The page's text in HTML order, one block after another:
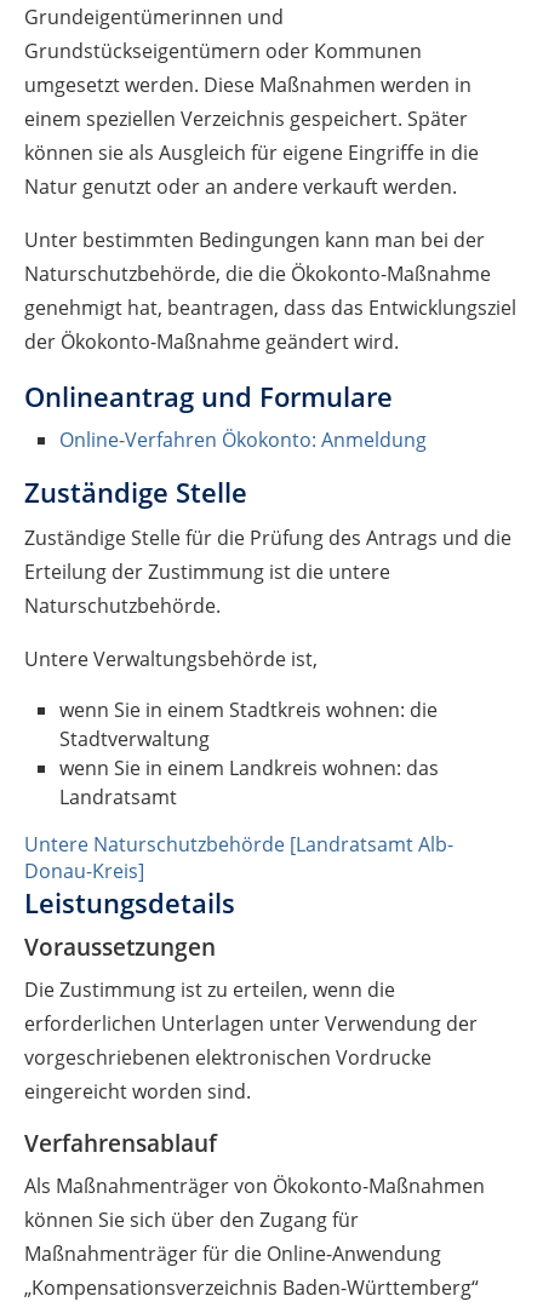
Grundeigentümerinnen und
Grundstückseigentümern oder Kommunen
umgesetzt werden. Diese Maßnahmen werden in
einem speziellen Verzeichnis gespeichert. Später
können sie als Ausgleich für eigene Eingriffe in die
Natur genutzt oder an andere verkauft werden.
Unter bestimmten Bedingungen kann man bei der
Naturschutzbehörde, die die Ökokonto-Maßnahme
genehmigt hat, beantragen, dass das Entwicklungsziel
der Ökokonto-Maßnahme geändert wird.
Onlineantrag und Formulare
Online-Verfahren Ökokonto: Anmeldung
Zuständige Stelle
Zuständige Stelle für die Prüfung des Antrags und die
Erteilung der Zustimmung ist die untere
Naturschutzbehörde.
Untere Verwaltungsbehörde ist,
wenn Sie in einem Stadtkreis wohnen: die
Stadtverwaltung
wenn Sie in einem Landkreis wohnen: das
Landratsamt
Untere Naturschutzbehörde [Landratsamt Alb-
Donau-Kreis]
Leistungsdetails
Voraussetzungen
Die Zustimmung ist zu erteilen, wenn die
erforderlichen Unterlagen unter Verwendung der
vorgeschriebenen elektronischen Vordrucke
eingereicht worden sind.
Verfahrensablauf
Als Maßnahmenträger von Ökokonto-Maßnahmen
können Sie sich über den Zugang für
Maßnahmenträger für die Online-Anwendung
„Kompensationsverzeichnis Baden-Württemberg“